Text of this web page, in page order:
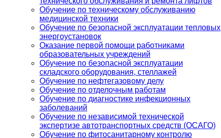
Обучение по техническому обслуживанию
медицинской техники
Обучение по безопасной эксплуатации тепловых
энергоустановок
Оказание первой помощи работниками
образовательных учреждений
Обучение по безопасной эксплуатации
складского оборудования, стеллажей
Обучение по нефтегазовому делу
Обучение по отделочным работам
Обучение по диагностике инфекционных
заболеваний
Обучение по независимой технической
экспертизе автотранспортных средств (ОСАГО)
Обучение по фитосанитарному контролю